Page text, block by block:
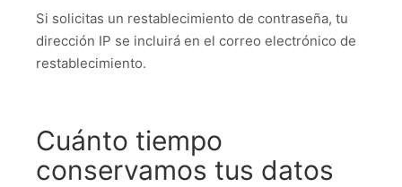
Si solicitas un restablecimiento de contraseña, tu
dirección IP se incluirá en el correo electrónico de
restablecimiento.
Cuánto tiempo
conservamos tus datos